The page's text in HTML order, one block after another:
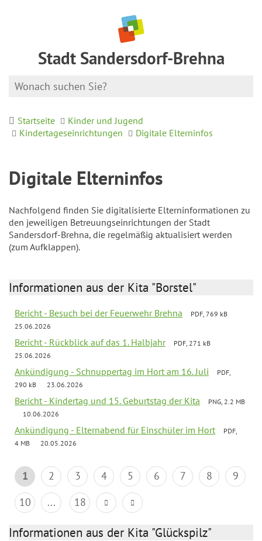
Stadt Sandersdorf-Brehna
Startseite
Kinder und Jugend
Kindertageseinrichtungen
Digitale Elterninfos
Digitale Elterninfos
Nachfolgend finden Sie digitalisierte Elterninformationen zu
den jeweiligen Betreuungseinrichtungen der Stadt
Sandersdorf-Brehna, die regelmäßig aktualisiert werden
(zum Aufklappen).
Informationen aus der Kita "Borstel"
Bericht - Besuch bei der Feuerwehr Brehna
PDF, 769 kB
25.06.2026
Bericht - Rückblick auf das 1. Halbjahr
PDF, 271 kB
25.06.2026
Ankündigung - Schnuppertag im Hort am 16. Juli
PDF,
290 kB
23.06.2026
Bericht - Kindertag und 15. Geburtstag der Kita
PNG, 2.2 MB
10.06.2026
Ankündigung - Elternabend für Einschüler im Hort
PDF,
4 MB
20.05.2026
1 2 3 4 5 6 7 8
9
10
... 18
Informationen aus der Kita "Glückspilz"